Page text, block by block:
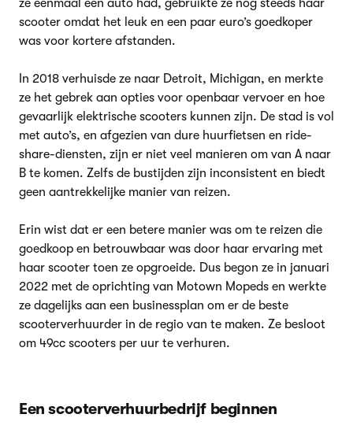
ze eenmaal een auto had, gebruikte ze nog steeds haar
scooter omdat het leuk en een paar euro’s goedkoper
was voor kortere afstanden.
In 2018 verhuisde ze naar Detroit, Michigan, en merkte
ze het gebrek aan opties voor openbaar vervoer en hoe
gevaarlijk elektrische scooters kunnen zijn. De stad is vol
met auto’s, en afgezien van dure huurfietsen en ride-
share-diensten, zijn er niet veel manieren om van A naar
B te komen. Zelfs de bustijden zijn inconsistent en biedt
geen aantrekkelijke manier van reizen.
Erin wist dat er een betere manier was om te reizen die
goedkoop en betrouwbaar was door haar ervaring met
haar scooter toen ze opgroeide. Dus begon ze in januari
2022 met de oprichting van Motown Mopeds en werkte
ze dagelijks aan een businessplan om er de beste
scooterverhuurder in de regio van te maken. Ze besloot
om 49cc scooters per uur te verhuren.
Een scooterverhuurbedrijf beginnen